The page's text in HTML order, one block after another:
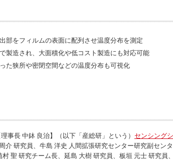
部をフィルムの表面に配列させ温度分布を測定
製造され、大面積化や低コスト製造にも対応可能
た狭所や密閉空間などの温度分布も可視化
事長 中鉢 良治】（以下「産総研」という） センシング
周介 研究員、牛島 洋史 人間拡張研究センター研究副セ
聖 研究チーム長、延島 大樹 研究員、板垣 元士 研究